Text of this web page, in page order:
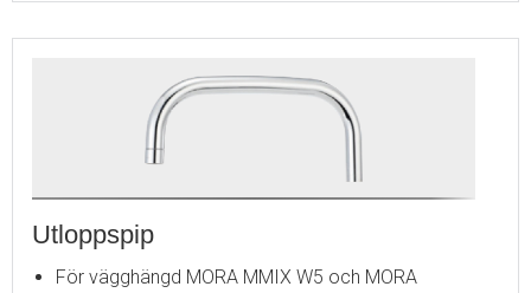
Utloppspip
För vägghängd MORA MMIX W5 och MORA